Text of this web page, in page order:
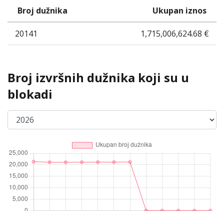
Broj dužnika Ukupan iznos
20141 1,715,006,624.68 €
Broj izvršnih dužnika koji su u
blokadi